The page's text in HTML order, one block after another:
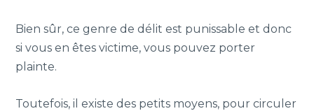
Bien sûr, ce genre de délit est punissable et donc
si vous en êtes victime, vous pouvez porter
plainte.
Toutefois, il existe des petits moyens, pour circuler